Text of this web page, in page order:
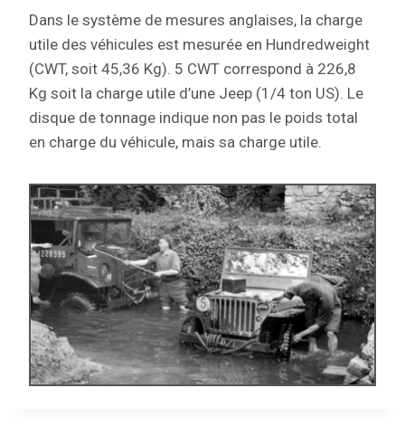
Dans le système de mesures anglaises, la charge
utile des véhicules est mesurée en Hundredweight
(CWT, soit 45,36 Kg). 5 CWT correspond à 226,8
Kg soit la charge utile d’une Jeep (1/4 ton US). Le
disque de tonnage indique non pas le poids total
en charge du véhicule, mais sa charge utile.